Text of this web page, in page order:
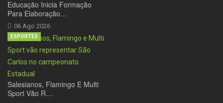
Educação Inicia Formação
Para Elaboração…
06 Ago 2026
Salesianos, Flamingo E Multi
Sport Vão R…
ESPORTES